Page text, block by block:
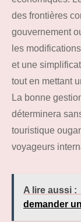
des frontières
gouvernement
les
et une
tout en mettant
La bonne
déterminera
touristique
voyageurs
A lire aussi :
demander